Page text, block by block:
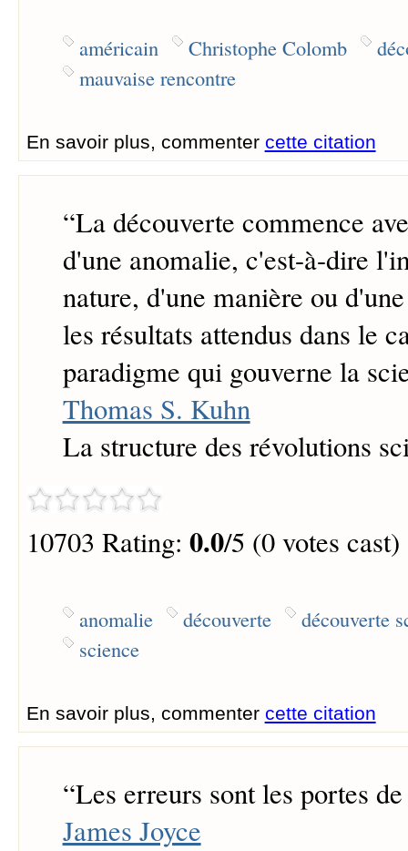
américain Christophe Colomb
mauvaise rencontre
En savoir plus, commenter cette citation
“La découverte commence
d'une anomalie, c'est-à-dire
nature, d'une manière ou
les résultats attendus dans le
paradigme qui gouverne la
Thomas S. Kuhn
La structure des révolutions
10703 Rating: 0.0/5 (0 votes cast)
anomalie découverte
découverte
science
En savoir plus, commenter cette citation
“Les erreurs sont les portes
James Joyce